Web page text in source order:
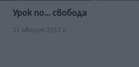
Урок по... свобода
21 август 2017 г.